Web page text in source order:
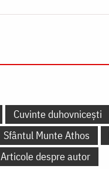
Cuvinte duhovnicești
Sfântul Munte Athos
Articole despre autor